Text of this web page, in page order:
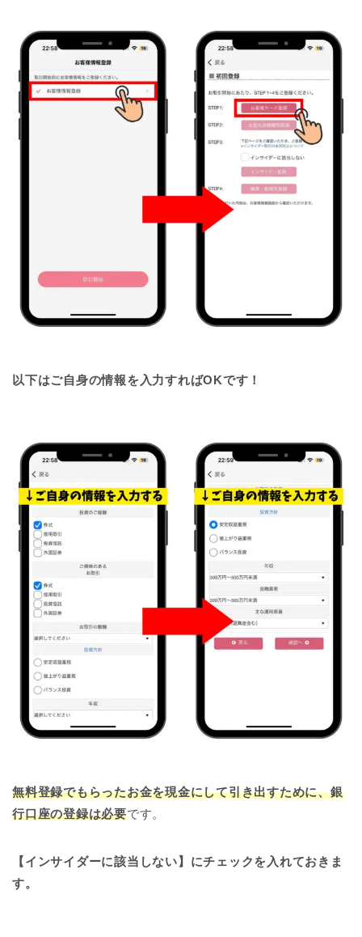
以下はご自身の情報を入力すればOKです！
無料登録でもらったお金を現金にして引き出すために、銀
行口座の登録は必要です。
【インサイダーに該当しない】にチェックを入れておきま
す。